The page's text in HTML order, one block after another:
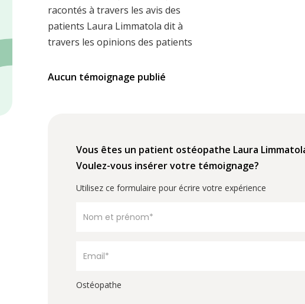
racontés à travers les avis des
patients Laura Limmatola dit à
travers les opinions des patients
Aucun témoignage publié
Vous êtes un patient ostéopathe Laura
Voulez-vous insérer votre témoignage?
Utilisez ce formulaire pour écrire votre expérience
Ostéopathe